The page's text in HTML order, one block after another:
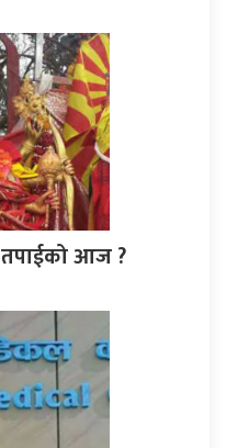
आज ?